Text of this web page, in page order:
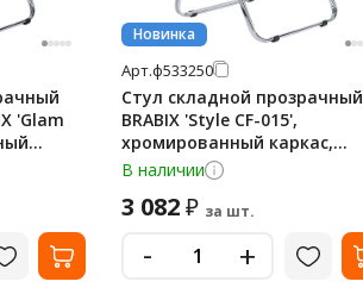
'Glam
Новинка
Арт.ф533250
Стул складной прозрачный
BRABIX 'Style CF-015',
хромированный каркас,
пластик, 533250
В наличии
3 082₽ за шт.
- +